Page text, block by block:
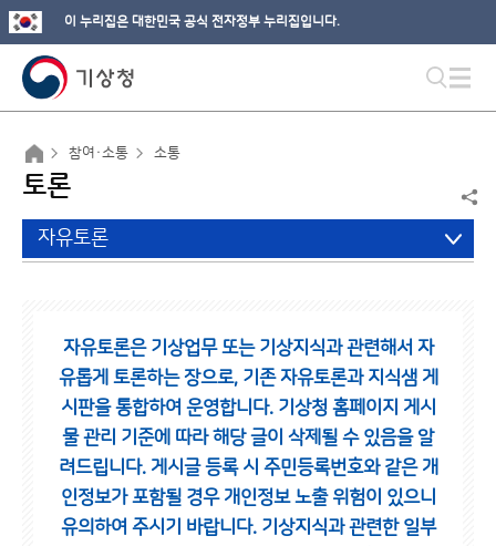
이 누리집은 대한민국 공식 전자정부 누리집입니다.
참여·소통 소통
토론
자유토론
자유토론은 기상업무 또는 기상지식과 관련해서 자
유롭게 토론하는 장으로, 기존 자유토론과 지식샘 게
시판을 통합하여 운영합니다. 기상청 홈페이지 게시
물 관리 기준에 따라 해당 글이 삭제될 수 있음을 알
려드립니다. 게시글 등록 시 주민등록번호와 같은 개
인정보가 포함될 경우 개인정보 노출 위험이 있으니
유의하여 주시기 바랍니다. 기상지식과 관련한 일부